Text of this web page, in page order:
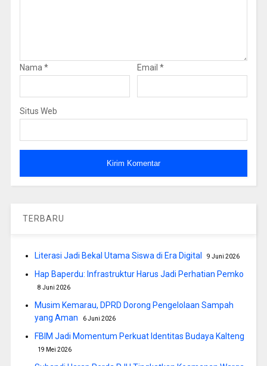
Nama* Email *
Situs Web
TERBARU
Literasi Jadi Bekal Utama Siswa di Era Digital 9 Juni 2026
Hap Baperdu: Infrastruktur Harus Jadi Perhatian Pemko
8 Juni 2026
Musim Kemarau, DPRD Dorong Pengelolaan Sampah
yang Aman
6 Juni 2026
FBIM Jadi Momentum Perkuat Identitas Budaya Kalteng
19 Mei 2026